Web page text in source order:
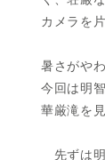
カメラを
暑さがや
今回は明
華厳滝を
先ずは明